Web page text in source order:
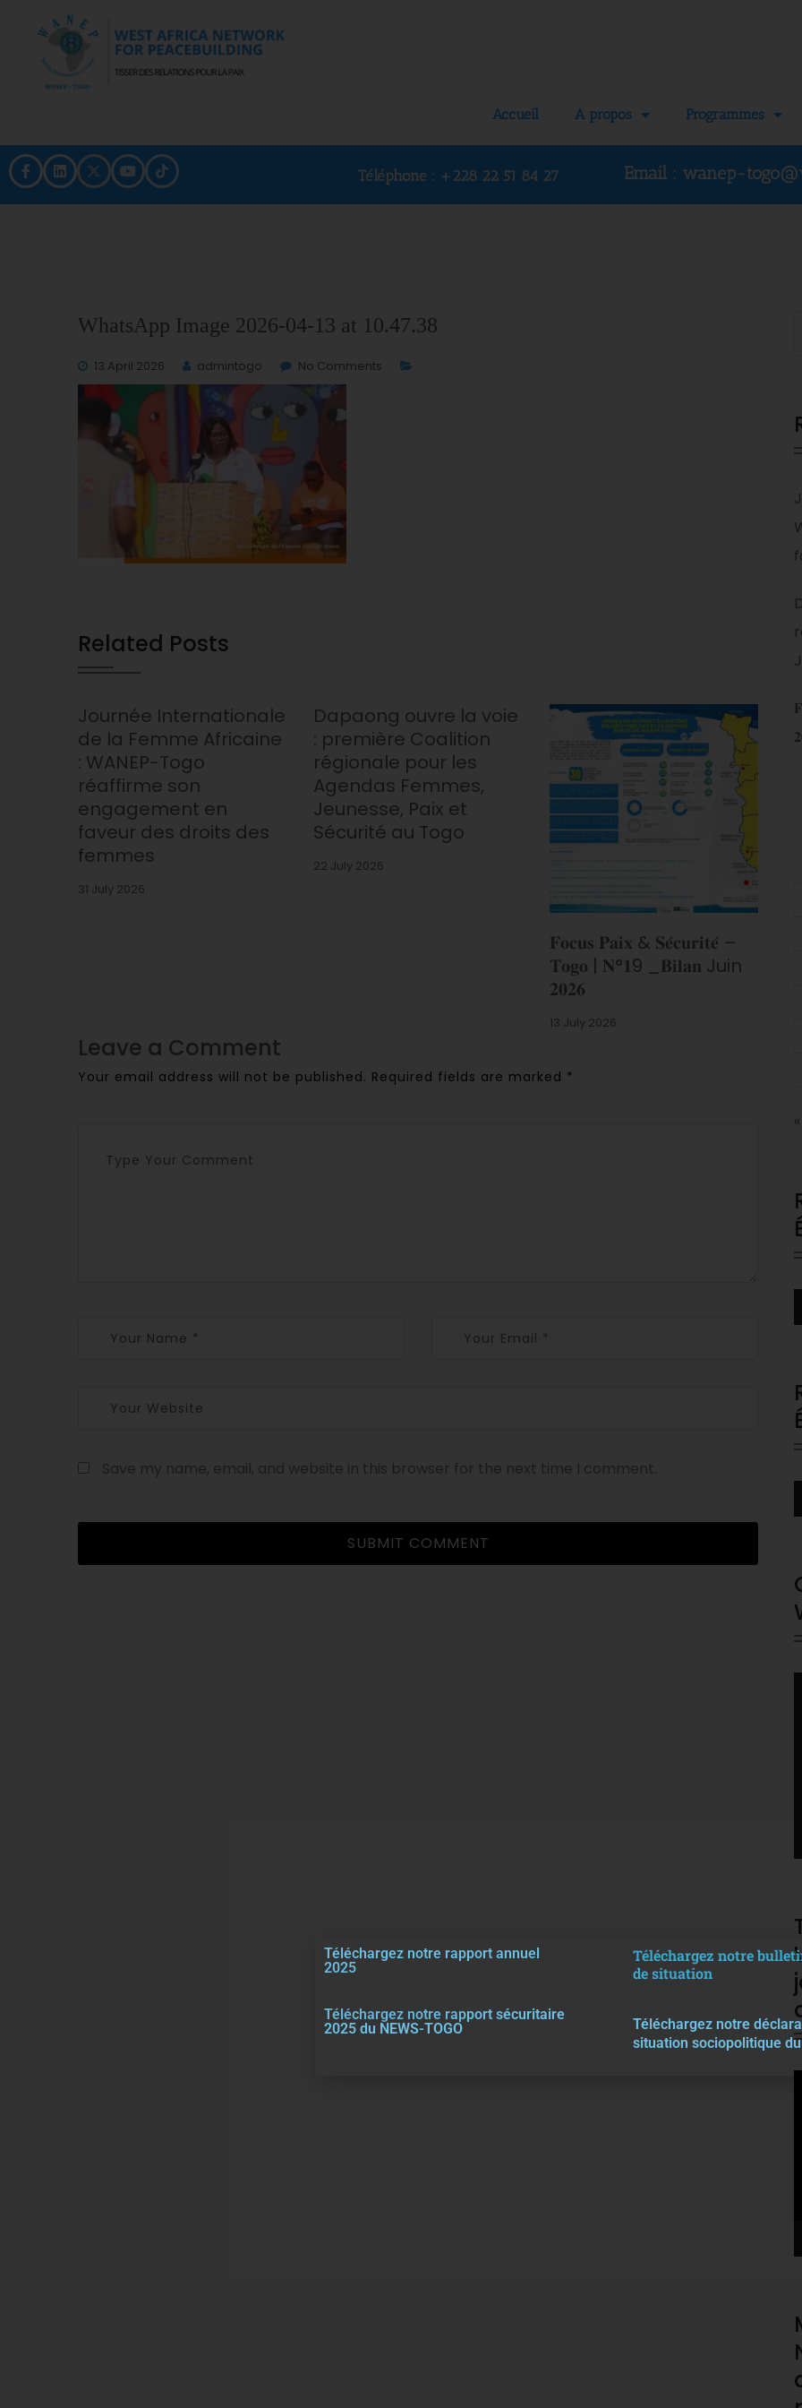
Accueil A propos Programmes
Téléphone : +228 22 51 84 27 Email : wanep-
WhatsApp Image 2026-04-13 at 10.47.38
13 April 2026 admintogo No Comments
Related Posts
Journée Internationale
de la Femme Africaine
: WANEP-Togo
réaffirme son
engagement en
faveur des droits des
femmes
31 July 2026
Dapaong ouvre la voie
: première Coalition
régionale pour les
Agendas Femmes,
Jeunesse, Paix et
Sécurité au Togo
22 July 2026
𝐅𝐨𝐜𝐮𝐬 𝐏𝐚𝐢𝐱 & 𝐒𝐞́𝐜𝐮𝐫𝐢𝐭𝐞́ –
𝐓𝐨𝐠𝐨 | 𝐍°𝟏9 _𝐁𝐢𝐥𝐚𝐧 Juin
𝟐𝟎𝟐𝟔
13 July 2026
Leave a Comment
Your email address will not be published. Required fields are marked *
Save my name, email, and website in this browser for the next time I comment.
Téléchargez notre rapport annuel
2025
Téléchargez notre rapport sécuritaire
2025 du NEWS-TOGO
Téléchargez notre
de situation
Téléchargez notre déclar
situation sociopolitique